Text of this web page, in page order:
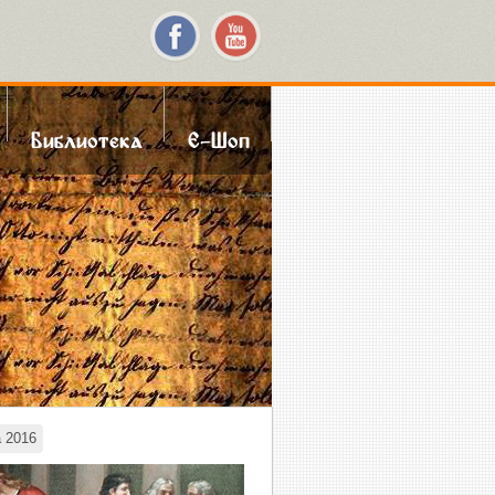
Библиотека Е-Шоп
2016